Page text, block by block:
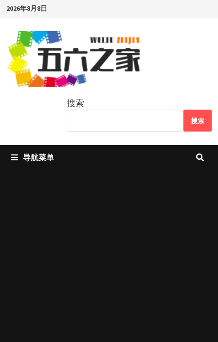
Skip
content
2026年8月8日
搜索
搜索
导航菜单